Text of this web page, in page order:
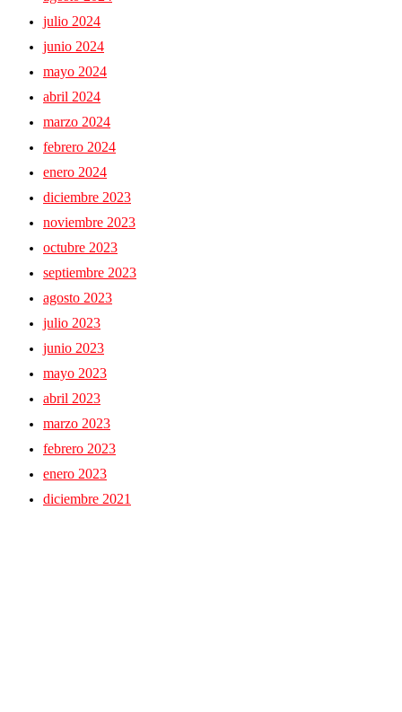
julio 2024
junio 2024
mayo 2024
abril 2024
marzo 2024
febrero 2024
enero 2024
diciembre 2023
noviembre 2023
octubre 2023
septiembre 2023
agosto 2023
julio 2023
junio 2023
mayo 2023
abril 2023
marzo 2023
febrero 2023
enero 2023
diciembre 2021